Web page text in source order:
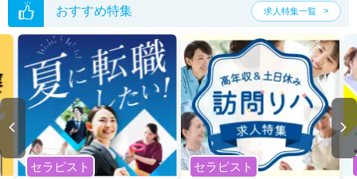
おすすめ特集 求人特集一覧
セラピスト セラピスト